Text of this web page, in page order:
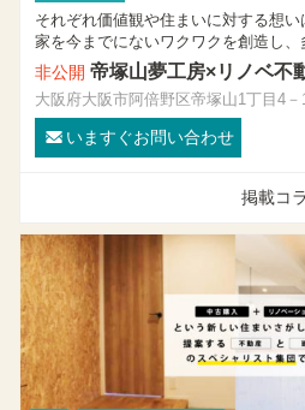
それぞれ価値観や住まいに対する想
家を今までにないワクワクを創造し、
非公開 帝塚山夢工房×リノベ不
大阪府大阪市阿倍野区帝塚山1丁目4－
いますぐお問い合わせ
掲載コ